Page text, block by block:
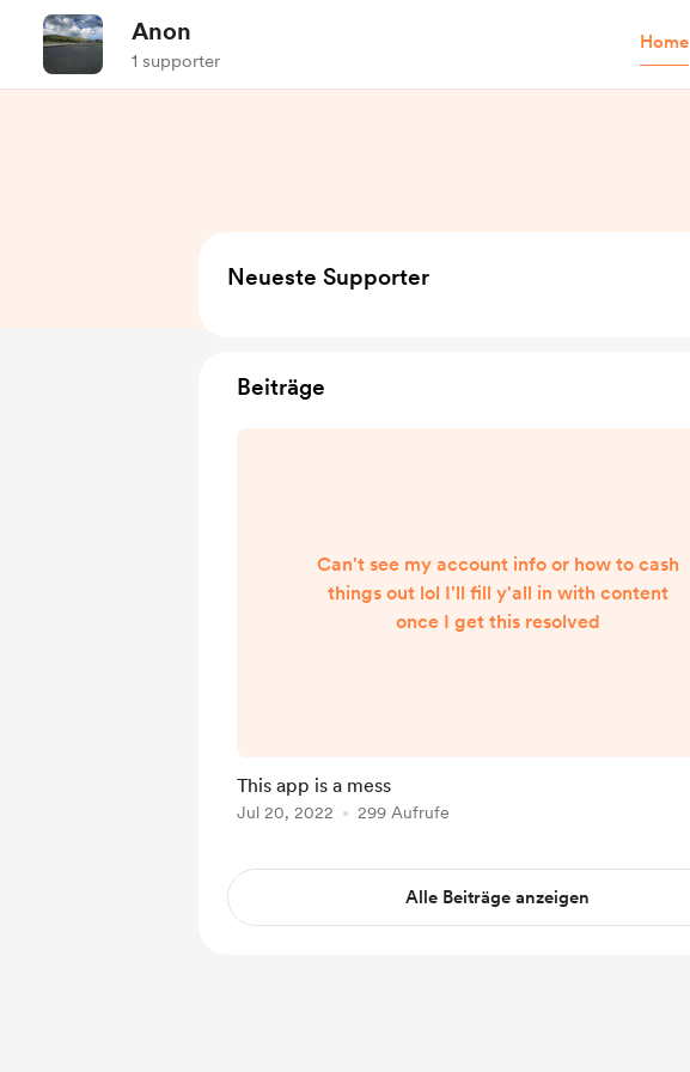
Anon
1 supporter
Home
Neueste Supporter
Beiträge
Can't see my account info or how to cash
things out lol I'll fill y'all in with content
once I get this resolved
This app is a mess
Jul 20, 2022 299 Aufrufe
Alle Beiträge anzeigen